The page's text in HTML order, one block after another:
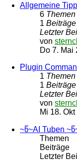
Allgemeine
6 Themen
1 Beiträge
Letzter
von
Do 7. Mai
Plugin
1 Themen
1 Beiträge
Letzter
von
Mi 18.
~წ~AI Tuben
Themen
Beiträge
Letzter